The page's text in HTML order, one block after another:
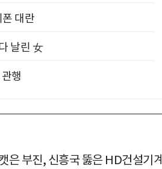
대란
날린 女
행
은 부진, 신흥국 뚫은 HD건설기계